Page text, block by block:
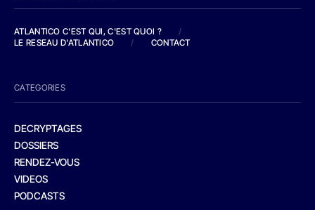
ATLANTICO C'EST QUI, C'EST QUOI ?
/
LE RESEAU D'ATLANTICO
/ CONTACT
CATEGORIES
DECRYPTAGES
DOSSIERS
RENDEZ-VOUS
VIDEOS
PODCASTS